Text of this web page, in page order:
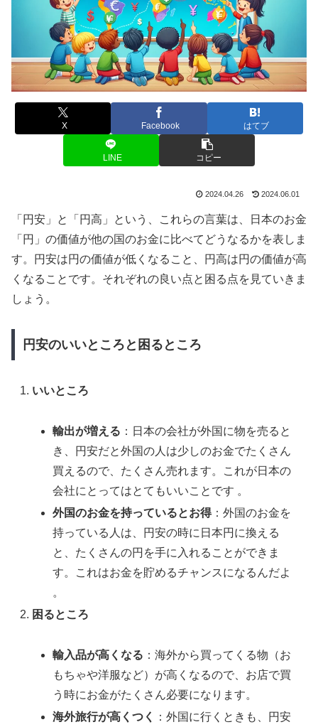
X Facebook はてブ
LINE コピー
2024.04.26 2024.06.01
「円安」と「円高」という、これらの言葉は、日本のお金
「円」の価値が他の国のお金に比べてどうなるかを表しま
す。円安は円の価値が低くなること、円高は円の価値が高
くなることです。それぞれの良い点と困る点を見ていきま
しょう。
円安のいいところと困るところ
いいところ
輸出が増える ：日本の会社が外国に物を売ると
き、円安だと外国の人は少しのお金でたくさん
買えるので、たくさん売れます。これが日本の
会社にとってはとてもいいことです​ 。
外国のお金を持っているとお得：外国のお金を
持っている人は、円安の時に日本円に換える
と、たくさんの円を手に入れることができま
す。これはお金を貯めるチャンスになるんだよ​
。
困るところ
輸入品が高くなる ：海外から買ってくる物（お
もちゃや洋服など）が高くなるので、お店で買
う時にお金がたくさん必要になります​。
海外旅行が高くつく
：外国に行くときも、円安